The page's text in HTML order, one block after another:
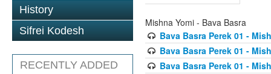
History
Sifrei Kodesh
RECENTLY ADDED
Mishna Yomi - Bava Basra
Bava Basra Perek 01 -
Bava Basra Perek 01 -
Bava Basra Perek 01 -